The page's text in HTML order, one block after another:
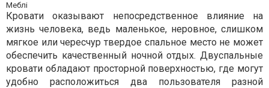
Меблі
Кровати оказывают непосредственное влияние на
жизнь человека, ведь маленькое, неровное, слишком
мягкое или чересчур твердое спальное место не может
обеспечить качественный ночной отдых. Двуспальные
кровати обладают просторной поверхностью, где могут
удобно расположиться два пользователя разной